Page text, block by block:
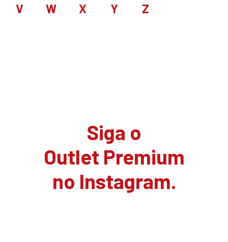
V W X Y Z
Siga o
Outlet Premium
no Instagram.